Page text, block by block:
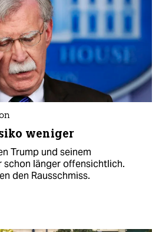
weniger
Trump und seinem
länger offensichtlich.
den Rausschmiss.